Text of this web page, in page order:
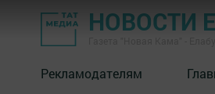
НОВОСТИ
Рекламодателям